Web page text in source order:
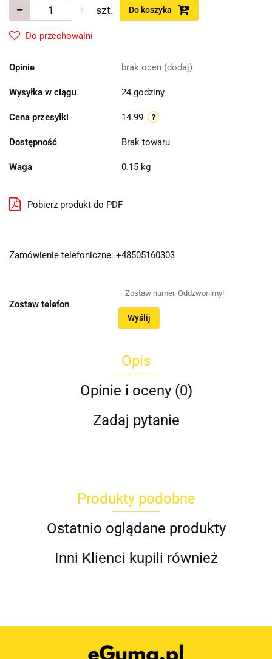
szt. Do koszyka
Do przechowalni
Opinie brak ocen (dodaj)
Wysyłka w ciągu 24 godziny
Cena przesyłki 14.99
Dostępność Brak towaru
Waga 0.15 kg
Pobierz produkt do PDF
Zamówienie telefoniczne: +48505160303
Zostaw telefon
Wyślij
Opis
Opinie i oceny (0)
Zadaj pytanie
Produkty podobne
Ostatnio oglądane produkty
Inni Klienci kupili również